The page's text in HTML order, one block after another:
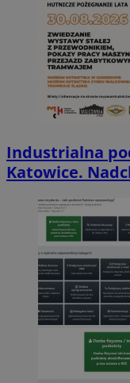
Industrialna
Katowice.